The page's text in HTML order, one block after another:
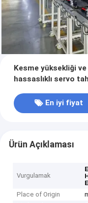
Kesme yüksekliği
hassaslıklı servo
En iyi fiyat
Ürün Açıklaması
Vurgulamak
Place of Origin